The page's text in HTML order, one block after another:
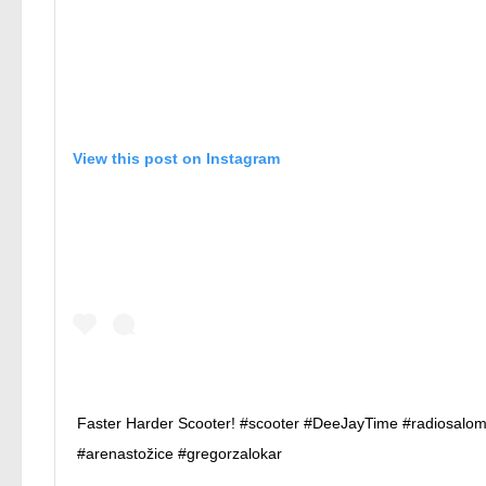
View this post on Instagram
Faster Harder Scooter! #scooter #DeeJayTime
#arenastožice #gregorzalokar